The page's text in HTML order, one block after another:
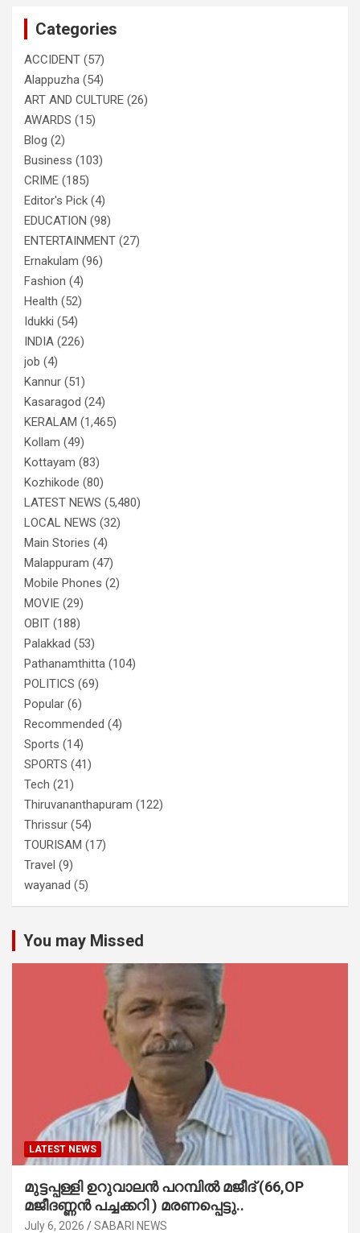
Categories
ACCIDENT (57)
Alappuzha (54)
ART AND CULTURE (26)
AWARDS (15)
Blog (2)
Business (103)
CRIME (185)
Editor's Pick (4)
EDUCATION (98)
ENTERTAINMENT (27)
Ernakulam (96)
Fashion (4)
Health (52)
Idukki (54)
INDIA (226)
job (4)
Kannur (51)
Kasaragod (24)
KERALAM (1,465)
Kollam (49)
Kottayam (83)
Kozhikode (80)
LATEST NEWS (5,480)
LOCAL NEWS (32)
Main Stories (4)
Malappuram (47)
Mobile Phones (2)
MOVIE (29)
OBIT (188)
Palakkad (53)
Pathanamthitta (104)
POLITICS (69)
Popular (6)
Recommended (4)
Sports (14)
SPORTS (41)
Tech (21)
Thiruvananthapuram (122)
Thrissur (54)
TOURISAM (17)
Travel (9)
wayanad (5)
You may Missed
LATEST NEWS
മുട്ടപ്പള്ളി ഉറുവാലൻ പറമ്പിൽ മജീദ് (66,OP
മജീദണ്ണൻ പച്ചക്കറി ) മരണപ്പെട്ടു..
July 6, 2026 SABARI NEWS